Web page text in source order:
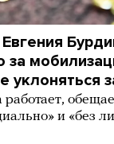
за
уклоняться
и «без